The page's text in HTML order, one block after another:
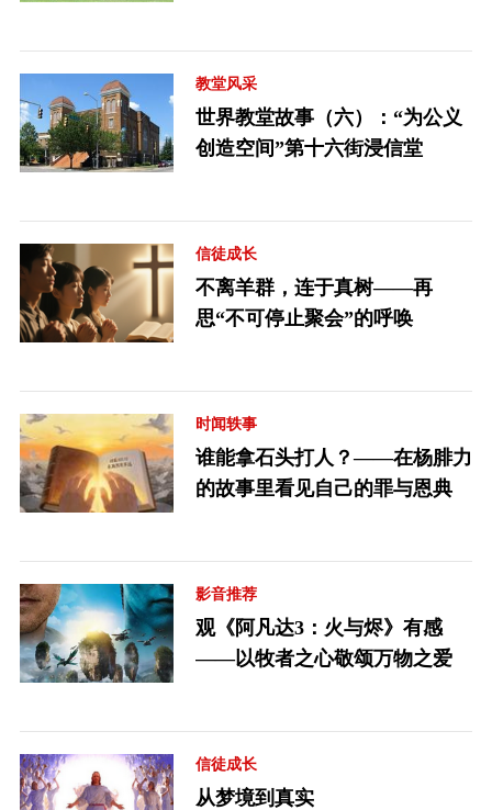
教堂风采
世界教堂故事（六）：“为公义
创造空间”第十六街浸信堂
信徒成长
不离羊群，连于真树——再
思“不可停止聚会”的呼唤
时闻轶事
谁能拿石头打人？——在杨腓力
的故事里看见自己的罪与恩典
影音推荐
观《阿凡达3：火与烬》有感
——以牧者之心敬颂万物之爱
信徒成长
从梦境到真实